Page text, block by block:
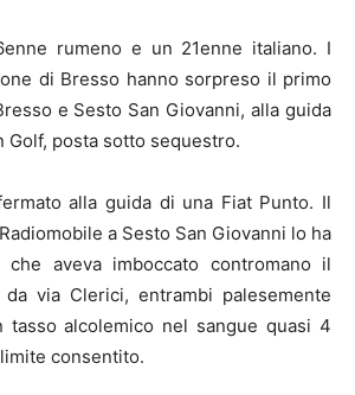
rumeno e un 21enne italiano. I
di Bresso hanno sorpreso il primo
e Sesto San Giovanni, alla guida
Golf, posta sotto sequestro.
alla guida di una Fiat Punto. Il
a Sesto San Giovanni lo ha
che aveva imboccato contromano il
via Clerici, entrambi palesemente
tasso alcolemico nel sangue quasi 4
consentito.